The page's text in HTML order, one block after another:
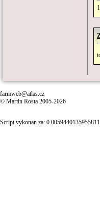
farmweb@atlas.cz
© Martin Rosta 2005-2026
Script vykonan za: